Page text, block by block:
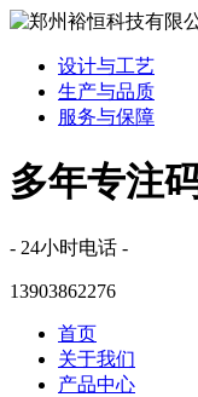
设计与工艺
生产与品质
服务与保障
多年专注
- 24小时电话 -
13903862276
首页
关于我们
产品中心